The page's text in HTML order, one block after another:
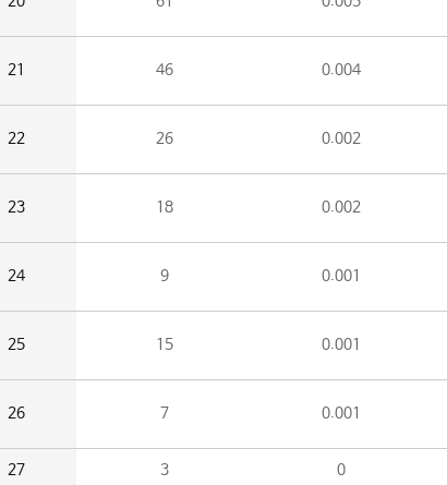
21 46 0.004
22 26 0.002
23 18 0.002
24 9 0.001
25 15 0.001
26 7 0.001
27 3 0